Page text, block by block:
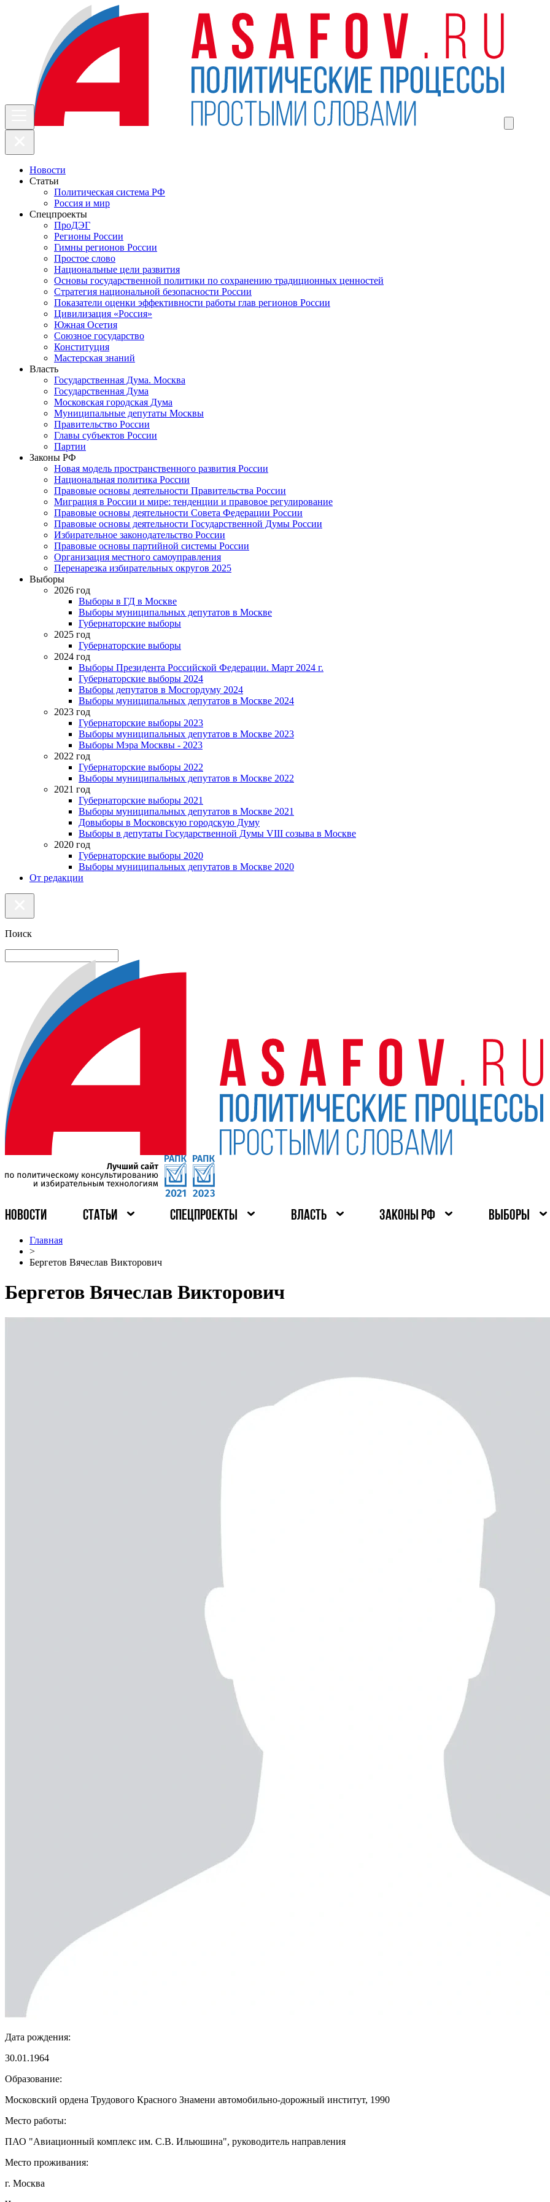
Новости
Статьи
Политическая система РФ
Россия и мир
Спецпроекты
ПроДЭГ
Регионы России
Гимны регионов России
Простое слово
Национальные цели развития
Основы государственной политики по сохранению традиционных ценностей
Стратегия национальной безопасности России
Показатели оценки эффективности работы глав регионов России
Цивилизация «Россия»
Южная Осетия
Союзное государство
Конституция
Мастерская знаний
Власть
Государственная Дума. Москва
Государственная Дума
Московская городская Дума
Муниципальные депутаты Москвы
Правительство России
Главы субъектов России
Партии
Законы РФ
Новая модель пространственного развития России
Национальная политика России
Правовые основы деятельности Правительства России
Миграция в России и мире: тенденции и правовое регулирование
Правовые основы деятельности Совета Федерации России
Правовые основы деятельности Государственной Думы России
Избирательное законодательство России
Правовые основы партийной системы России
Организация местного самоуправления
Перенарезка избирательных округов 2025
Выборы
2026 год
Выборы в ГД в Москве
Выборы муниципальных депутатов в Москве
Губернаторские выборы
2025 год
Губернаторские выборы
2024 год
Выборы Президента Российской Федерации. Март 2024 г.
Губернаторские выборы 2024
Выборы депутатов в Мосгордуму 2024
Выборы муниципальных депутатов в Москве 2024
2023 год
Губернаторские выборы 2023
Выборы муниципальных депутатов в Москве 2023
Выборы Мэра Москвы - 2023
2022 год
Губернаторские выборы 2022
Выборы муниципальных депутатов в Москве 2022
2021 год
Губернаторские выборы 2021
Выборы муниципальных депутатов в Москве 2021
Довыборы в Московскую городскую Думу
Выборы в депутаты Государственной Думы VIII созыва в Москве
2020 год
Губернаторские выборы 2020
Выборы муниципальных депутатов в Москве 2020
От редакции
Поиск
НОВОСТИ СТАТЬИ СПЕЦПРОЕКТЫ ВЛАСТЬ ЗАКОНЫ РФ ВЫБОРЫ
Главная
>
Бергетов Вячеслав Викторович
Бергетов Вячеслав Викторович
Дата рождения:
30.01.1964
Образование:
Московский ордена Трудового Красного Знамени автомобильно-дорожный институт, 1990
Место работы:
ПАО "Авиационный комплекс им. С.В. Ильюшина", руководитель направления
Место проживания:
г. Москва